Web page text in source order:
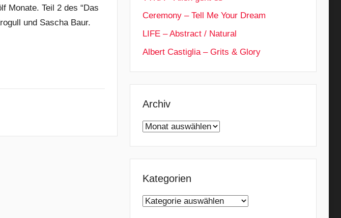
Monate. Teil 2 des “Das
und Sascha Baur.
Ceremony – Tell Me Your Dream
LIFE – Abstract / Natural
Albert Castiglia – Grits & Glory
Archiv
Archiv
Kategorien
Kategorien